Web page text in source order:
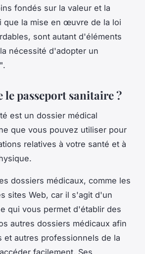
fondés sur la valeur et la
que la mise en œuvre de la loi
sont autant d'éléments
nécessité d'adopter un
le passeport sanitaire ?
est un dossier médical
que vous pouvez utiliser pour
relatives à votre santé et à
dossiers médicaux, comme les
sites Web, car il s'agit d'un
qui vous permet d'établir des
autres dossiers médicaux afin
et autres professionnels de la
facilement. Ses